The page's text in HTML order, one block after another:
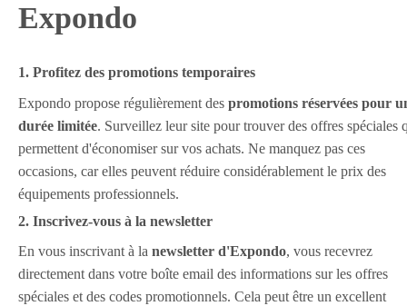
Expondo
1. Profitez des promotions temporaires
Expondo propose régulièrement des promotions réservées pour
durée limitée. Surveillez leur site pour trouver des offres spéciales
permettent d'économiser sur vos achats. Ne manquez pas ces
occasions, car elles peuvent réduire considérablement le prix des
équipements professionnels.
2. Inscrivez-vous à la newsletter
En vous inscrivant à la newsletter d'Expondo, vous recevrez
directement dans votre boîte email des informations sur les offres
spéciales et des codes promotionnels. Cela peut être un excellent